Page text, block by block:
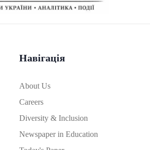
Навігація
About Us
Careers
Diversity & Inclusion
Newspaper in Education